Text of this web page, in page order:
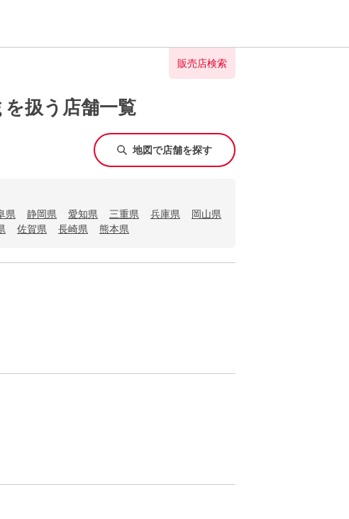
販売店検索
扱う店舗一覧
地図で店舗を探す
県 静岡県 愛知県 三重県 兵庫県
岡山県
佐賀県 長崎県 熊本県